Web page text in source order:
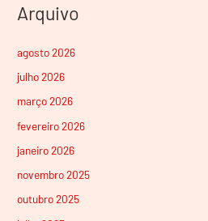
Arquivo
agosto 2026
julho 2026
março 2026
fevereiro 2026
janeiro 2026
novembro 2025
outubro 2025